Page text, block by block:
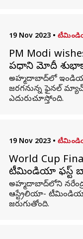
19 Nov 2023 •
PM Modi
ప్రధాని మోదీ
అహ్మదాబాద్‌లో ఇండియా
జరగనున్న ఫైనల్
ఎదురుచూస్తోంది.
19 Nov 2023 •
World Cup
టీమిండియా ఫస్ట్
అహ్మదాబాద్‌లోని
ఆస్ట్రేలియా- టీమిండియా
జరుగుతోంది.